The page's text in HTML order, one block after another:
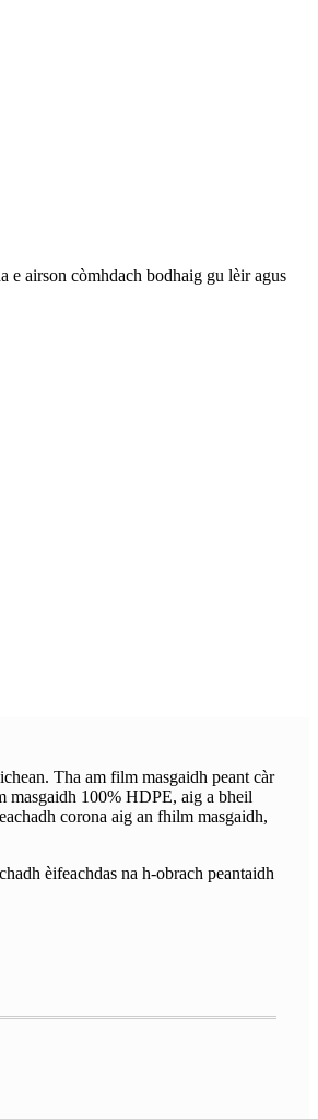
e airson còmhdach bodhaig gu lèir agus
Tha am film masgaidh peant càr
masgaidh 100% HDPE, aig a bheil
corona aig an fhilm masgaidh,
èifeachdas na h-obrach peantaidh